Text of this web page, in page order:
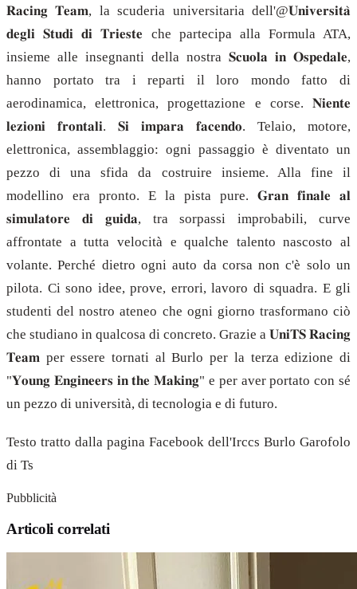
𝐑𝐚𝐜𝐢𝐧𝐠 𝐓𝐞𝐚𝐦, la scuderia universitaria dell'@𝐔𝐧𝐢𝐯𝐞𝐫𝐬𝐢𝐭𝐚̀
𝐝𝐞𝐠𝐥𝐢 𝐒𝐭𝐮𝐝𝐢 𝐝𝐢 𝐓𝐫𝐢𝐞𝐬𝐭𝐞 che partecipa alla Formula ATA,
insieme alle insegnanti della nostra 𝐒𝐜𝐮𝐨𝐥𝐚 𝐢𝐧 𝐎𝐬𝐩𝐞𝐝𝐚𝐥𝐞,
hanno portato tra i reparti il loro mondo fatto di
aerodinamica, elettronica, progettazione e corse. 𝐍𝐢𝐞𝐧𝐭𝐞
𝐥𝐞𝐳𝐢𝐨𝐧𝐢 𝐟𝐫𝐨𝐧𝐭𝐚𝐥𝐢. 𝐒𝐢 𝐢𝐦𝐩𝐚𝐫𝐚 𝐟𝐚𝐜𝐞𝐧𝐝𝐨. Telaio, motore,
elettronica, assemblaggio: ogni passaggio è diventato un
pezzo di una sfida da costruire insieme. Alla fine il
modellino era pronto. E la pista pure. 𝐆𝐫𝐚𝐧 𝐟𝐢𝐧𝐚𝐥𝐞 𝐚𝐥
𝐬𝐢𝐦𝐮𝐥𝐚𝐭𝐨𝐫𝐞 𝐝𝐢 𝐠𝐮𝐢𝐝𝐚, tra sorpassi improbabili, curve
affrontate a tutta velocità e qualche talento nascosto al
volante. Perché dietro ogni auto da corsa non c'è solo un
pilota. Ci sono idee, prove, errori, lavoro di squadra. E gli
studenti del nostro ateneo che ogni giorno trasformano ciò
che studiano in qualcosa di concreto. Grazie a 𝐔𝐧𝐢𝐓𝐒 𝐑𝐚𝐜𝐢𝐧𝐠
𝐓𝐞𝐚𝐦 per essere tornati al Burlo per la terza edizione di
"𝐘𝐨𝐮𝐧𝐠 𝐄𝐧𝐠𝐢𝐧𝐞𝐞𝐫𝐬 𝐢𝐧 𝐭𝐡𝐞 𝐌𝐚𝐤𝐢𝐧𝐠" e per aver portato con sé
un pezzo di università, di tecnologia e di futuro.
Testo tratto dalla pagina Facebook dell'Irccs Burlo Garofolo
di Ts
Pubblicità
Articoli correlati